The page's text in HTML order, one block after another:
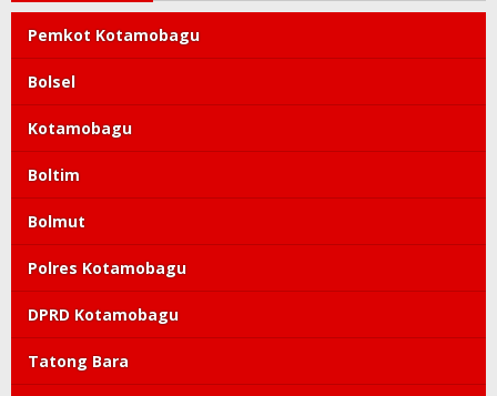
Pemkot Kotamobagu
Bolsel
Kotamobagu
Boltim
Bolmut
Polres Kotamobagu
DPRD Kotamobagu
Tatong Bara